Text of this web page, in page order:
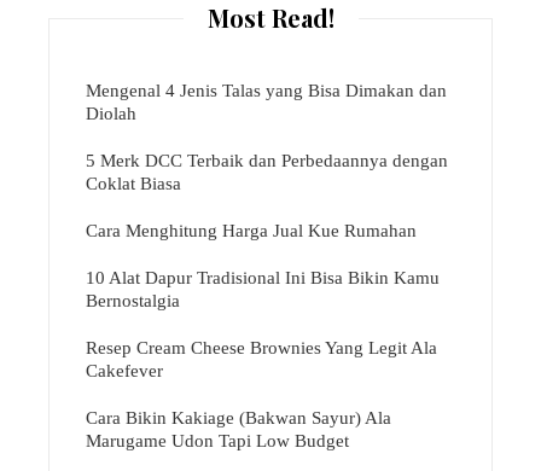
Most Read!
Mengenal 4 Jenis Talas yang Bisa Dimakan dan
Diolah
5 Merk DCC Terbaik dan Perbedaannya dengan
Coklat Biasa
Cara Menghitung Harga Jual Kue Rumahan
10 Alat Dapur Tradisional Ini Bisa Bikin Kamu
Bernostalgia
Resep Cream Cheese Brownies Yang Legit Ala
Cakefever
Cara Bikin Kakiage (Bakwan Sayur) Ala
Marugame Udon Tapi Low Budget